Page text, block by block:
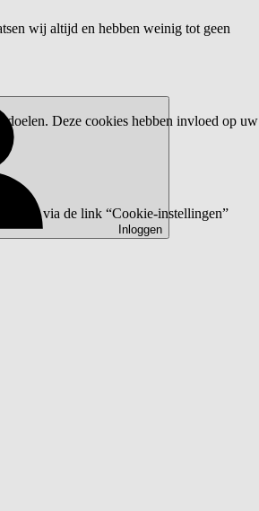
Inloggen
wij altijd en hebben weinig tot geen
Deze cookies hebben invloed op uw
via de link “Cookie-instellingen”